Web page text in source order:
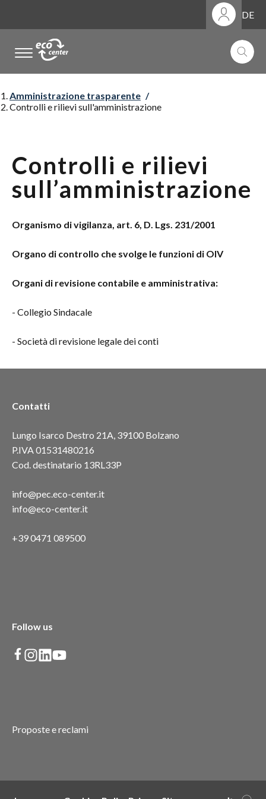
DE
..
Amministrazione trasparente
Controlli e rilievi sull'amministrazione
Controlli e rilievi
sull’amministrazione
Organismo di vigilanza, art. 6, D. Lgs. 231/2001
Organo di controllo che svolge le funzioni di OIV
Organi di revisione contabile e amministrativa:
- Collegio Sindacale
- Società di revisione legale dei conti
Contatti
Lungo Isarco Destro 21A, 39100 Bolzano
P.IVA 01531480216
Cod. destinatario 13RL33P
info@pec.eco-center.it
info@eco-center.it
+39 0471 089500
Follow us
Proposte e reclami